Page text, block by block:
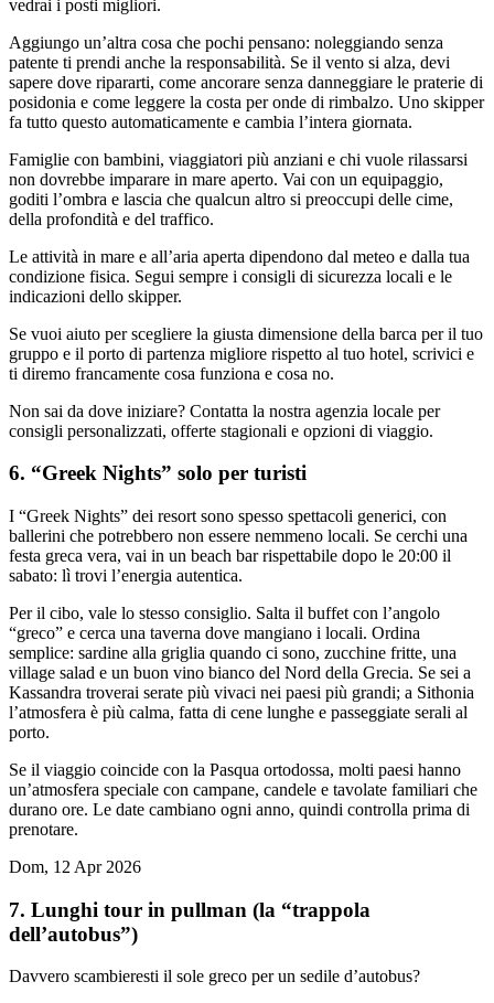
vedrai i posti migliori.
Aggiungo un’altra cosa che pochi pensano: noleggiando senza
patente ti prendi anche la responsabilità. Se il vento si alza, devi
sapere dove ripararti, come ancorare senza danneggiare le praterie di
posidonia e come leggere la costa per onde di rimbalzo. Uno skipper
fa tutto questo automaticamente e cambia l’intera giornata.
Famiglie con bambini, viaggiatori più anziani e chi vuole rilassarsi
non dovrebbe imparare in mare aperto. Vai con un equipaggio,
goditi l’ombra e lascia che qualcun altro si preoccupi delle cime,
della profondità e del traffico.
Le attività in mare e all’aria aperta dipendono dal meteo e dalla tua
condizione fisica. Segui sempre i consigli di sicurezza locali e le
indicazioni dello skipper.
Se vuoi aiuto per scegliere la giusta dimensione della barca per il tuo
gruppo e il porto di partenza migliore rispetto al tuo hotel, scrivici e
ti diremo francamente cosa funziona e cosa no.
Non sai da dove iniziare? Contatta la nostra agenzia locale per
consigli personalizzati, offerte stagionali e opzioni di viaggio.
6. “Greek Nights” solo per turisti
I “Greek Nights” dei resort sono spesso spettacoli generici, con
ballerini che potrebbero non essere nemmeno locali. Se cerchi una
festa greca vera, vai in un beach bar rispettabile dopo le 20:00 il
sabato: lì trovi l’energia autentica.
Per il cibo, vale lo stesso consiglio. Salta il buffet con l’angolo
“greco” e cerca una taverna dove mangiano i locali. Ordina
semplice: sardine alla griglia quando ci sono, zucchine fritte, una
village salad e un buon vino bianco del Nord della Grecia. Se sei a
Kassandra troverai serate più vivaci nei paesi più grandi; a Sithonia
l’atmosfera è più calma, fatta di cene lunghe e passeggiate serali al
porto.
Se il viaggio coincide con la Pasqua ortodossa, molti paesi hanno
un’atmosfera speciale con campane, candele e tavolate familiari che
durano ore. Le date cambiano ogni anno, quindi controlla prima di
prenotare.
Dom, 12 Apr 2026
7. Lunghi tour in pullman (la “trappola
dell’autobus”)
Davvero scambieresti il sole greco per un sedile d’autobus?